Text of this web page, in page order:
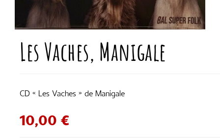
Les Vaches, Manigale
CD « Les Vaches » de Manigale
10,00 €